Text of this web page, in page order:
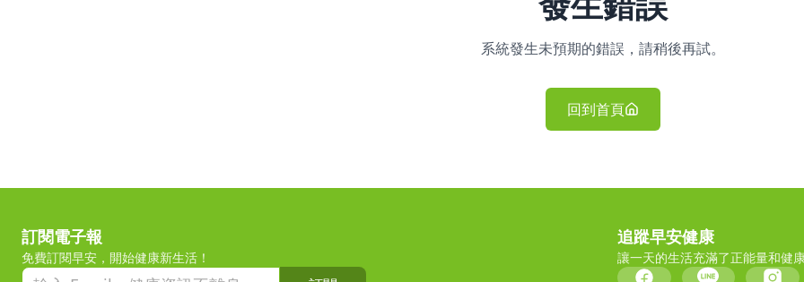
系統發生未預期的錯誤，請稍後再試。
回到首頁
訂閱電子報
免費訂閱早安，開始健康新生活！
追蹤早安健康
讓一天的生活充滿了正能量和健